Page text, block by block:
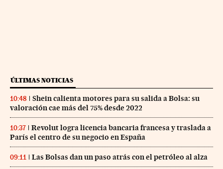
ÚLTIMAS NOTICIAS
10:48
Shein calienta motores para su salida a Bolsa: su
valoración cae más del 75% desde 2022
10:37
Revolut logra licencia bancaria francesa y traslada a
París el centro de su negocio en España
09:11 Las Bolsas dan un paso atrás con el petróleo al alza